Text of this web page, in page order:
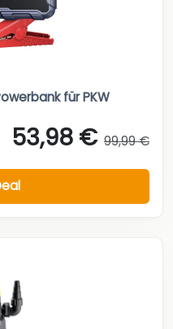
für PKW
53,98 € 99,99 €